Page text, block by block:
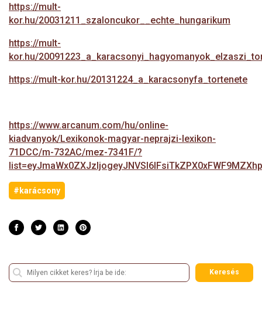
https://mult-
kor.hu/20031211_szaloncukor__echte_hungarikum
https://mult-
kor.hu/
https://mult-kor.hu/20131224_a_karacsonyfa_tortenete
https://www.arcanum.com/hu/online-
kiadvanyok/Lexikonok-magyar-neprajzi-lexikon-
71DCC/m-732AC/mez-7341F/?
#karácsony
Keresés